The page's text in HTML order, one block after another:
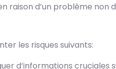
raison d’un problème
les risques suivants:
d’informations